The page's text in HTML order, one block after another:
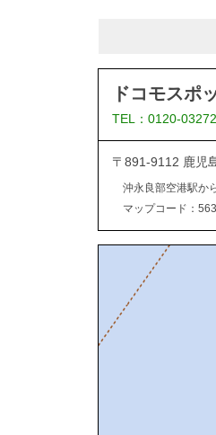
ドコモスポ
TEL：0120-
〒891-9112 鹿児
沖永良部空港駅か
マップコード：